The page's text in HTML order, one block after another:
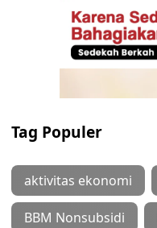
Tag Populer
aktivitas ekonomi
BBM Nonsubsidi